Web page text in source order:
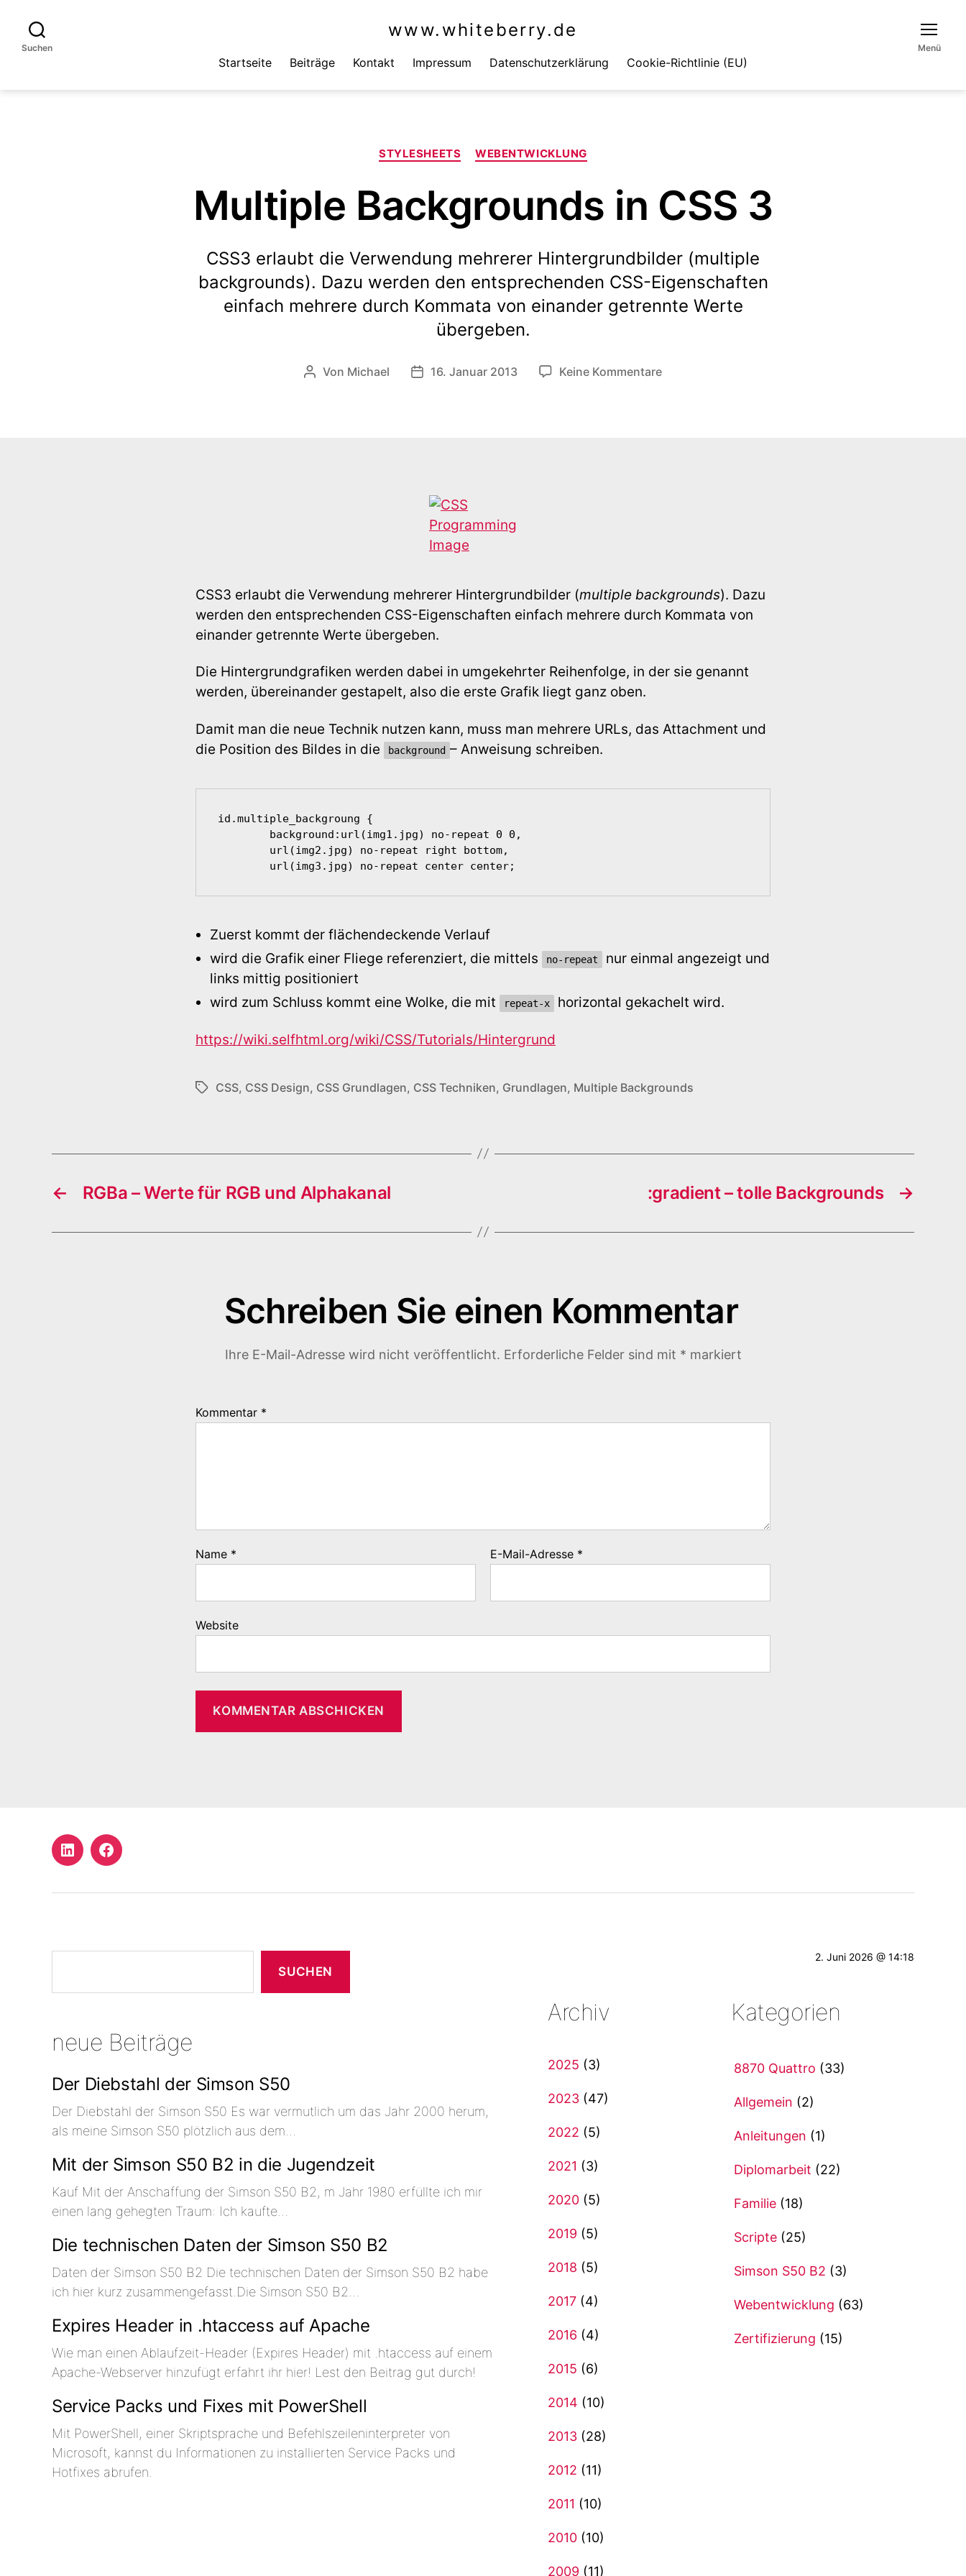
www.whiteberry.de
Startseite Beiträge Kontakt Impressum Datenschutzerklärung Cookie-Richtlinie (EU)
Menü
Suchen
Kategorien
STYLESHEETS WEBENTWICKLUNG
Multiple Backgrounds in CSS 3
CSS3 erlaubt die Verwendung mehrerer Hintergrundbilder (multiple
backgrounds). Dazu werden den entsprechenden CSS-Eigenschaften
einfach mehrere durch Kommata von einander getrennte Werte
übergeben.
Beitragsautor
Von Michael Veröffentlichungsdatum
16. Januar 2013 Keine Kommentarezu
CSS3 erlaubt die Verwendung mehrerer Hintergrundbilder (multiple backgrounds). Dazu
werden den entsprechenden CSS-Eigenschaften einfach mehrere durch Kommata von
einander getrennte Werte übergeben.
Die Hintergrundgrafiken werden dabei in umgekehrter Reihenfolge, in der sie genannt
werden, übereinander gestapelt, also die erste Grafik liegt ganz oben.
Damit man die neue Technik nutzen kann, muss man mehrere URLs, das Attachment und
die Position des Bildes in die
background – Anweisung schreiben.
id.multiple_backgroung {
	url(img3.jpg) no-repeat center center;
Zuerst kommt der flächendeckende Verlauf
wird die Grafik einer Fliege referenziert, die mittels
no-repeat
nur einmal angezeigt und
links mittig positioniert
wird zum Schluss kommt eine Wolke, die mit
repeat-x horizontal gekachelt wird.
https://wiki.selfhtml.org/wiki/CSS/Tutorials/Hintergrund
Schlagwörter
CSS, CSS Design, CSS Grundlagen, CSS Techniken, Grundlagen, Multiple Backgrounds
← RGBa – Werte für RGB und Alphakanal →
:gradient – tolle Backgrounds
Schreiben Sie einen Kommentar
Ihre E-Mail-Adresse wird nicht veröffentlicht. Erforderliche Felder sind mit * markiert
Kommentar *
Name * E-Mail-Adresse *
Website
LinkedInFacebook
SUCHEN
neue Beiträge
Der Diebstahl der Simson S50
Der Diebstahl der Simson S50 Es war vermutlich um das Jahr 2000 herum,
als meine Simson S50 plötzlich aus dem…
Mit der Simson S50 B2 in die Jugendzeit
Kauf Mit der Anschaffung der Simson S50 B2, m Jahr 1980 erfüllte ich mir
einen lang gehegten Traum: Ich kaufte…
Die technischen Daten der Simson S50 B2
Daten der Simson S50 B2 Die technischen Daten der Simson S50 B2 habe
ich hier kurz zusammengefasst.Die Simson S50 B2…
Expires Header in .htaccess auf Apache
Wie man einen Ablaufzeit-Header (Expires Header) mit .htaccess auf einem
Apache-Webserver hinzufügt erfahrt ihr hier! Lest den Beitrag gut durch!
Service Packs und Fixes mit PowerShell
Mit PowerShell, einer Skriptsprache und Befehlszeileninterpreter von
Microsoft, kannst du Informationen zu installierten Service Packs und
Hotfixes abrufen.
2. Juni 2026 @ 14:18
Archiv
2025 (3)
2023 (47)
2022 (5)
2021 (3)
2020 (5)
2019 (5)
2018 (5)
2017 (4)
2016 (4)
2015 (6)
2014 (10)
2013 (28)
2012 (11)
2011 (10)
2010 (10)
2009 (11)
Kategorien
8870 Quattro (33)
Allgemein (2)
Anleitungen (1)
Diplomarbeit (22)
Familie (18)
Scripte (25)
Simson S50 B2 (3)
Webentwicklung (63)
Zertifizierung (15)